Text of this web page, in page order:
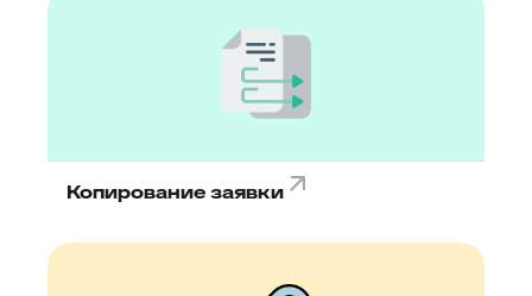
Копирование заявки